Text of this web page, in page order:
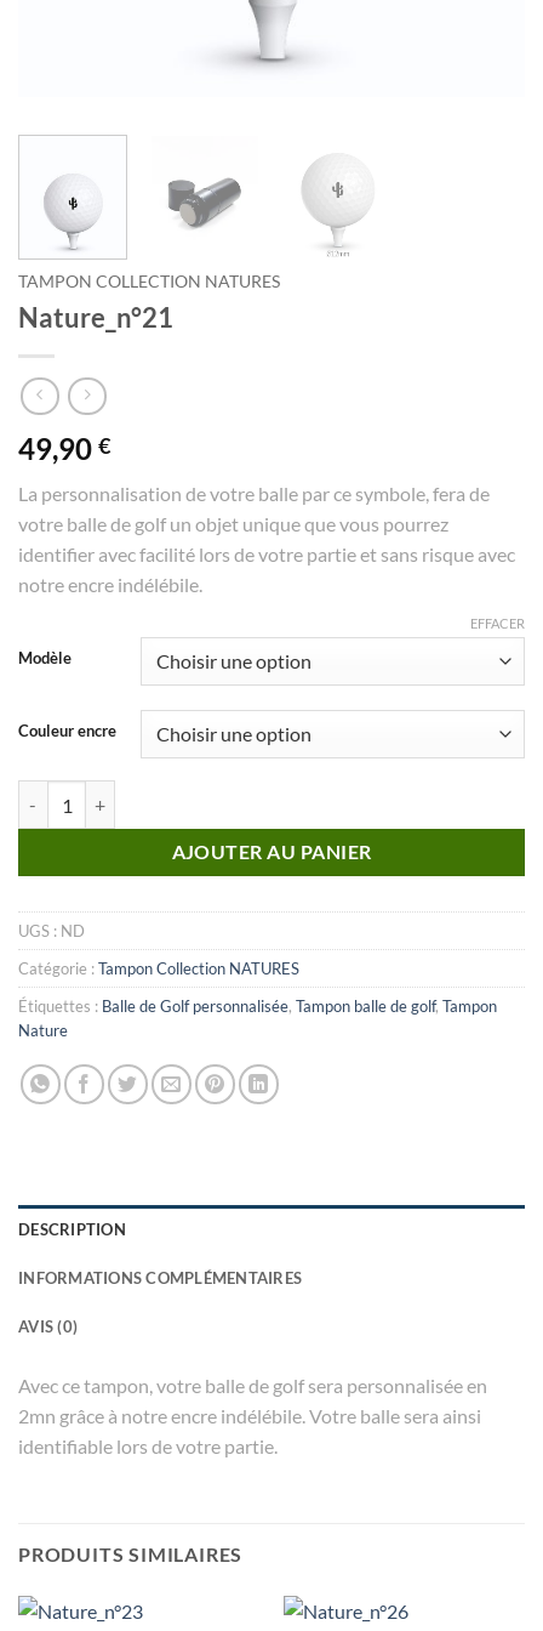
TAMPON COLLECTION NATURES
Nature_n°21
49,90 €
La personnalisation de votre balle par ce symbole, fera de
votre balle de golf un objet unique que vous pourrez
identifier avec facilité lors de votre partie et sans risque avec
notre encre indélébile.
Modèle
Couleur encre
EFFACER
AJOUTER AU PANIER
UGS : ND
Catégorie :Tampon Collection NATURES
Étiquettes : Balle de Golf personnalisée, Tampon balle de golf, Tampon
Nature
DESCRIPTION
INFORMATIONS COMPLÉMENTAIRES
AVIS (0)
Avec ce tampon, votre balle de golf sera personnalisée en
2mn grâce à notre encre indélébile. Votre balle sera ainsi
identifiable lors de votre partie.
PRODUITS SIMILAIRES